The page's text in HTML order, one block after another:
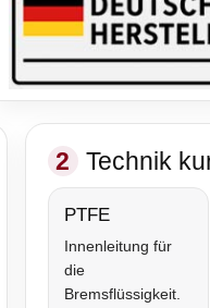
2 Technik
PTFE
Innenleitung für
die
Bremsflüssigkeit.